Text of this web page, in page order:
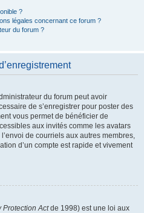
?
légales concernant ce forum ?
du forum ?
du forum peut avoir
de s’enregistrer pour poster des
vous permet de bénéficier de
aux invités comme les avatars
de courriels aux autres membres,
d’un compte est rapide et vivement
Protection Actde 1998) est une loi aux